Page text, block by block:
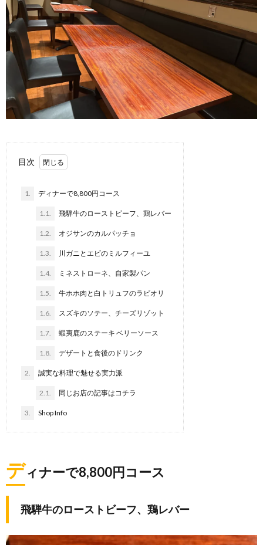
目次
1. ディナーで8,800円コース
1.1. 飛騨牛のローストビーフ、鶏レバー
1.2. オジサンのカルパッチョ
1.3. 川ガニとエビのミルフィーユ
1.4. ミネストローネ、自家製パン
1.5. 牛ホホ肉と白トリュフのラビオリ
1.6. スズキのソテー、チーズリゾット
1.7. 蝦夷鹿のステーキ ベリーソース
1.8. デザートと食後のドリンク
2. 誠実な料理で魅せる実力派
2.1. 同じお店の記事はコチラ
3. Shop Info
ディナーで8,800円コース
飛騨牛のローストビーフ、鶏レバー